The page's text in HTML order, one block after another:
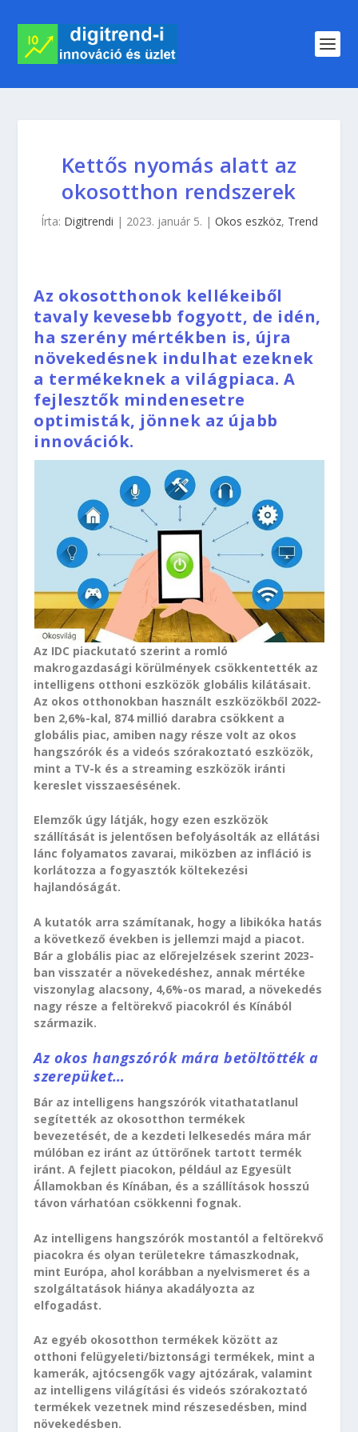
Kettős nyomás alatt az
okosotthon rendszerek
Írta: Digitrendi | 2023. január 5. | Okos eszköz, Trend
Az okosotthonok kellékeiből
tavaly kevesebb fogyott, de idén,
ha szerény mértékben is, újra
növekedésnek indulhat ezeknek
a termékeknek a világpiaca. A
fejlesztők mindenesetre
optimisták, jönnek az újabb
innovációk.
Az IDC piackutató szerint a romló
makrogazdasági körülmények csökkentették az
intelligens otthoni eszközök globális kilátásait.
Az okos otthonokban használt eszközökből 2022-
ben 2,6%-kal, 874 millió darabra csökkent a
globális piac, amiben nagy része volt az okos
hangszórók és a videós szórakoztató eszközök,
mint a TV-k és a streaming eszközök iránti
kereslet visszaesésének.
Elemzők úgy látják, hogy ezen eszközök
szállítását is jelentősen befolyásolták az ellátási
lánc folyamatos zavarai, miközben az infláció is
korlátozza a fogyasztók költekezési
hajlandóságát.
A kutatók arra számítanak, hogy a libikóka hatás
a következő években is jellemzi majd a piacot.
Bár a globális piac az előrejelzések szerint 2023-
ban visszatér a növekedéshez, annak mértéke
viszonylag alacsony, 4,6%-os marad, a növekedés
nagy része a feltörekvő piacokról és Kínából
származik.
Az okos hangszórók mára betöltötték a
szerepüket…
Bár az intelligens hangszórók vitathatatlanul
segítették az okosotthon termékek
bevezetését, de a kezdeti lelkesedés mára már
múlóban ez iránt az úttörőnek tartott termék
iránt. A fejlett piacokon, például az Egyesült
Államokban és Kínában, és a szállítások hosszú
távon várhatóan csökkenni fognak.
Az intelligens hangszórók mostantól a feltörekvő
piacokra és olyan területekre támaszkodnak,
mint Európa, ahol korábban a nyelvismeret és a
szolgáltatások hiánya akadályozta az
elfogadást.
Az egyéb okosotthon termékek között az
otthoni felügyeleti/biztonsági termékek, mint a
kamerák, ajtócsengők vagy ajtózárak, valamint
az intelligens világítási és videós szórakoztató
termékek vezetnek mind részesedésben, mind
növekedésben.